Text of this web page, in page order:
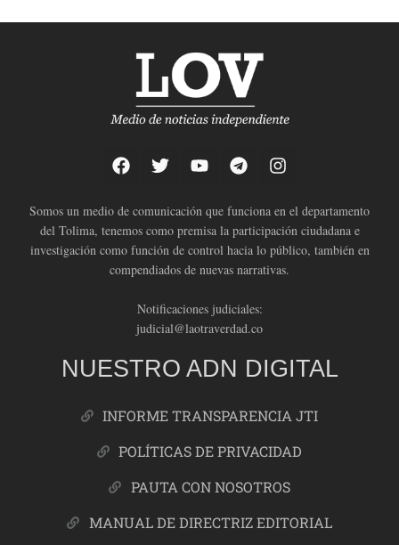
Somos un medio de comunicación que funciona en el departamento
del Tolima, tenemos como premisa la participación ciudadana e
investigación como función de control hacia lo público, también en
compendiados de nuevas narrativas.
Notificaciones judiciales:
judicial@laotraverdad.co
NUESTRO ADN DIGITAL
INFORME TRANSPARENCIA JTI
POLÍTICAS DE PRIVACIDAD
PAUTA CON NOSOTROS
MANUAL DE DIRECTRIZ EDITORIAL